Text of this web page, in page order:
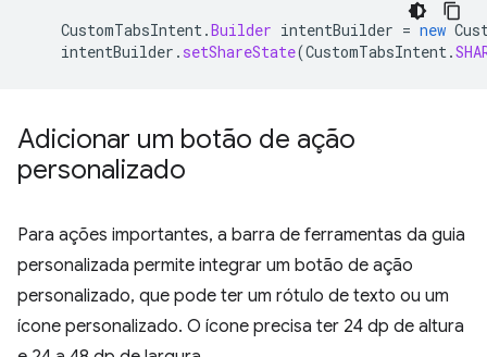
CustomTabsIntent.Builder intentBuilder = new
intentBuilder . setShareState(CustomTabsIntent.
Adicionar um botão de ação
personalizado
Para ações importantes, a barra de ferramentas da guia
personalizada permite integrar um botão de ação
personalizado, que pode ter um rótulo de texto ou um
ícone personalizado. O ícone precisa ter 24 dp de altura